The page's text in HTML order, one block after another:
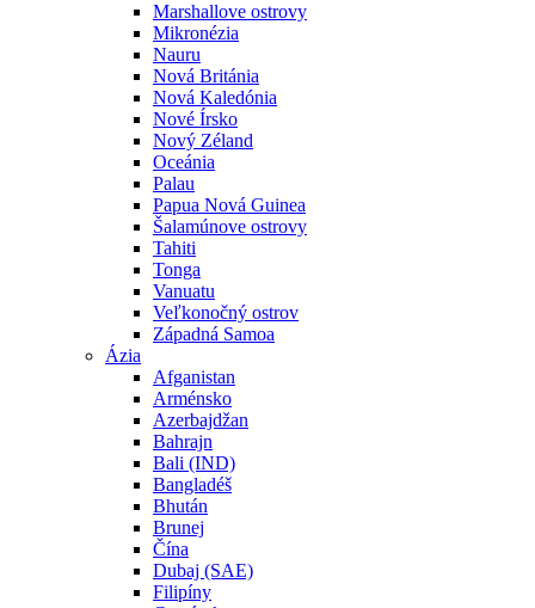
Marshallove ostrovy
Mikronézia
Nauru
Nová Británia
Nová Kaledónia
Nové Írsko
Nový Zéland
Oceánia
Palau
Papua Nová Guinea
Šalamúnove ostrovy
Tahiti
Tonga
Vanuatu
Veľkonočný ostrov
Západná Samoa
Ázia
Afganistan
Arménsko
Azerbajdžan
Bahrajn
Bali (IND)
Bangladéš
Bhután
Brunej
Čína
Dubaj (SAE)
Filipíny